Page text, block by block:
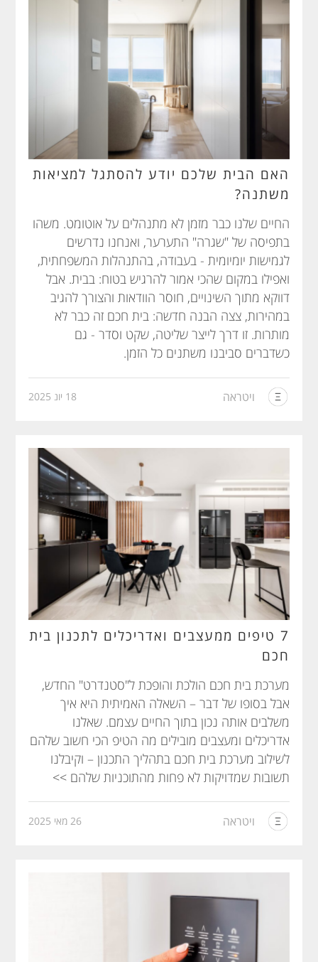
האם הבית שלכם יודע להסתגל למציאות
משתנה?
החיים שלנו כבר מזמן לא מתנהלים על אוטומט. משהו
בתפיסה של "שגרה" התערער, ואנחנו נדרשים
לגמישות יומיומית - בעבודה, בהתנהלות המשפחתית,
ואפילו במקום שהכי אמור להרגיש בטוח: בבית. אבל
דווקא מתוך השינויים, חוסר הוודאות והצורך להגיב
במהירות, צצה הבנה חדשה: בית חכם זה כבר לא
מותרות. זו דרך לייצר שליטה, שקט וסדר - גם
כשדברים סביבנו משתנים כל הזמן.
ויטראה 18 יונ 2025
7 טיפים ממעצבים ואדריכלים לתכנון בית
חכם
מערכת בית חכם הולכת והופכת ל"סטנדרט" החדש,
אבל בסופו של דבר – השאלה האמיתית היא איך
משלבים אותה נכון בתוך החיים עצמם. שאלנו
אדריכלים ומעצבים מובילים מה הטיפ הכי חשוב שלהם
לשילוב מערכת בית חכם בתהליך התכנון – וקיבלנו
תשובות שמדויקות לא פחות מהתוכניות שלהם >>
ויטראה 26 מאי 2025